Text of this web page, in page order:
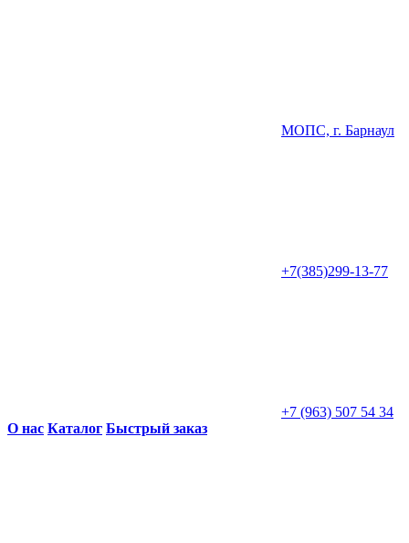
МОПС, г. Барнаул
+7(385)299-13-77
+7 (963) 507 54 34
О нас Каталог Быстрый заказ